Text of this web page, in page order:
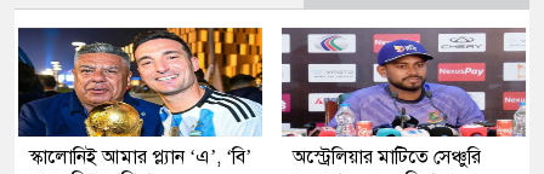
স্কালোনিই আমার প্ল্যান ‘এ’, ‘বি’
অস্ট্রেলিয়ার মাটিতে সেঞ্চুরি